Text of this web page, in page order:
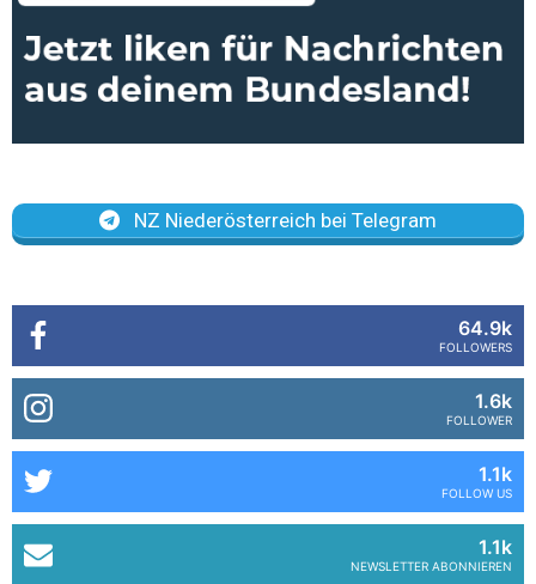
NZ Niederösterreich bei Telegram
64.9k
FOLLOWERS
1.6k
FOLLOWER
1.1k
FOLLOW US
1.1k
NEWSLETTER ABONNIEREN